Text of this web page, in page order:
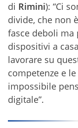
di Rimini): “Ci
divide, che non
fasce deboli ma
dispositivi a
lavorare su
competenze e
impossibile
digitale”.